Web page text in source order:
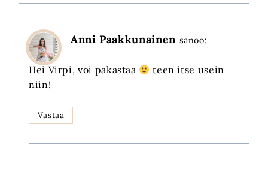
Anni Paakkunainen sanoo:
Hei Virpi, voi pakastaa
teen itse usein
niin!
Vastaa